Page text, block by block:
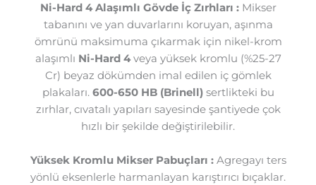
Ni-Hard 4 Alaşımlı Gövde İç Zırhları :Mikser
tabanını ve yan duvarlarını koruyan, aşınma
ömrünü maksimuma çıkarmak için nikel-krom
alaşımlı Ni-Hard 4veya yüksek kromlu (%25-27
Cr) beyaz dökümden imal edilen iç gömlek
plakaları. 600-650 HB (Brinell)sertlikteki bu
zırhlar, cıvatalı yapıları sayesinde şantiyede çok
hızlı bir şekilde değiştirilebilir.
Yüksek Kromlu Mikser Pabuçları :Agregayı ters
yönlü eksenlerle harmanlayan karıştırıcı bıçaklar.